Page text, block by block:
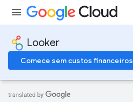
Looker
Comece sem custos financeiros